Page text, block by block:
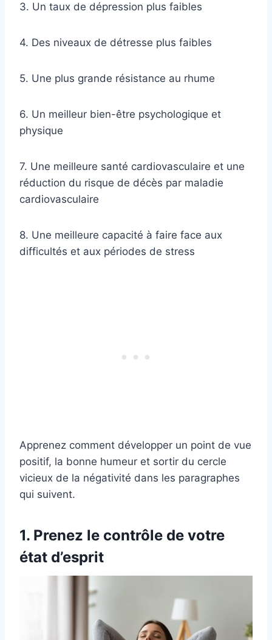
3. Un taux de dépression plus faibles
4. Des niveaux de détresse plus faibles
5. Une plus grande résistance au rhume
6. Un meilleur bien-être psychologique et
physique
7. Une meilleure santé cardiovasculaire et une
réduction du risque de décès par maladie
cardiovasculaire
8. Une meilleure capacité à faire face aux
difficultés et aux périodes de stress
Apprenez comment développer un point de vue
positif, la bonne humeur et sortir du cercle
vicieux de la négativité dans les paragraphes
qui suivent.
1. Prenez le contrôle de votre
état d’esprit